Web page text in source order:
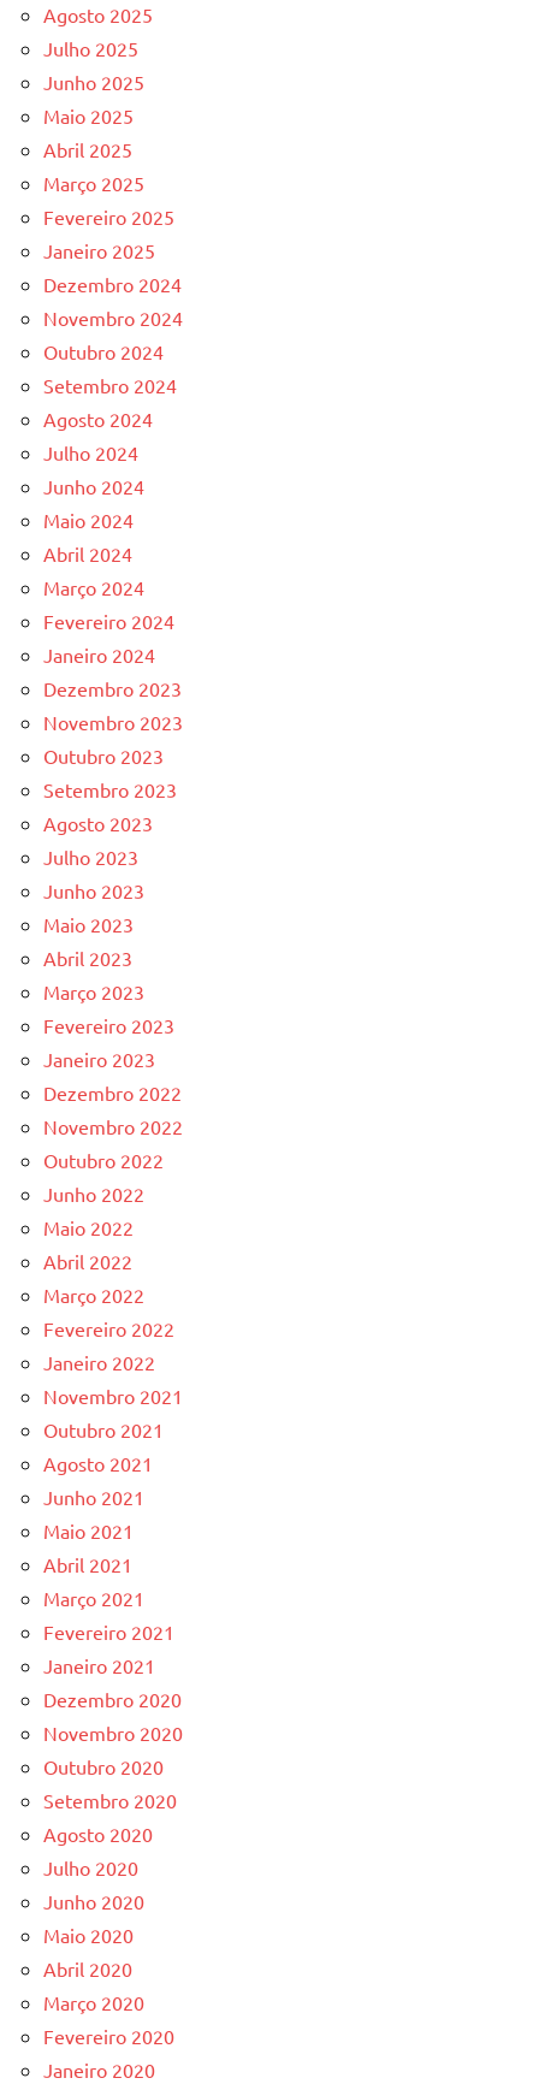
Agosto 2025
Julho 2025
Junho 2025
Maio 2025
Abril 2025
Março 2025
Fevereiro 2025
Janeiro 2025
Dezembro 2024
Novembro 2024
Outubro 2024
Setembro 2024
Agosto 2024
Julho 2024
Junho 2024
Maio 2024
Abril 2024
Março 2024
Fevereiro 2024
Janeiro 2024
Dezembro 2023
Novembro 2023
Outubro 2023
Setembro 2023
Agosto 2023
Julho 2023
Junho 2023
Maio 2023
Abril 2023
Março 2023
Fevereiro 2023
Janeiro 2023
Dezembro 2022
Novembro 2022
Outubro 2022
Junho 2022
Maio 2022
Abril 2022
Março 2022
Fevereiro 2022
Janeiro 2022
Novembro 2021
Outubro 2021
Agosto 2021
Junho 2021
Maio 2021
Abril 2021
Março 2021
Fevereiro 2021
Janeiro 2021
Dezembro 2020
Novembro 2020
Outubro 2020
Setembro 2020
Agosto 2020
Julho 2020
Junho 2020
Maio 2020
Abril 2020
Março 2020
Fevereiro 2020
Janeiro 2020